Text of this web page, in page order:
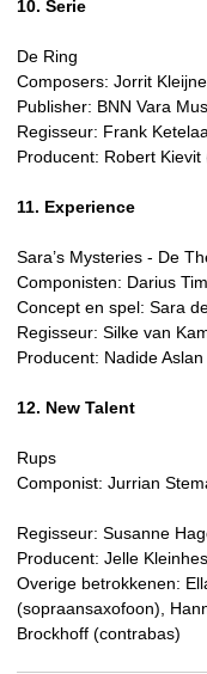
10. Serie
De Ring
Composers: Jorrit
Publisher: BNN Vara
Regisseur: Frank
Producent: Robert Kievit
11. Experience
Sara’s Mysteries - De
Componisten: Darius
Concept en spel: Sara
Regisseur: Silke van
Producent: Nadide
12. New Talent
Rups
Componist: Jurrian
Regisseur: Susanne
Producent: Jelle
Overige betrokkenen:
(sopraansaxofoon),
Brockhoff (contrabas)